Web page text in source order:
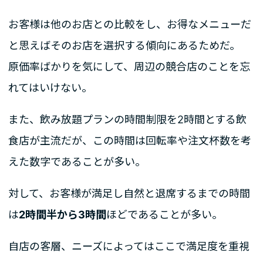
お客様は他のお店との比較をし、お得なメニューだ
と思えばそのお店を選択する傾向にあるためだ。
原価率ばかりを気にして、周辺の競合店のことを忘
れてはいけない。
また、飲み放題プランの時間制限を2時間とする飲
食店が主流だが、この時間は回転率や注文杯数を考
えた数字であることが多い。
対して、お客様が満足し自然と退席するまでの時間
は2時間半から3時間 ほどであることが多い。
自店の客層、ニーズによってはここで満足度を重視